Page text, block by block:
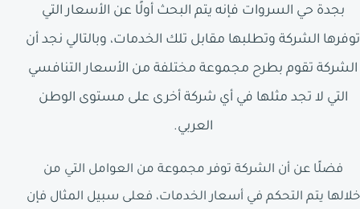
بجدة حي السروات فإنه يتم البحث أولًا عن الأسعار التي
توفرها الشركة وتطلبها مقابل تلك الخدمات، وبالتالي نجد أن
الشركة تقوم بطرح مجموعة مختلفة من الأسعار التنافسي
التي لا تجد مثلها في أي شركة أخرى على مستوى الوطن
العربي.
فضلًا عن أن الشركة توفر مجموعة من العوامل التي من
خلالها يتم التحكم في أسعار الخدمات، فعلى سبيل المثال فإن